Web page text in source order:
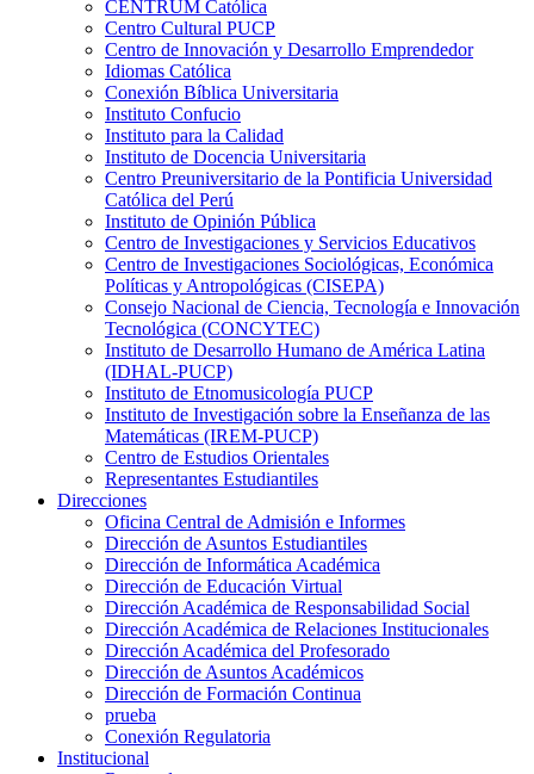
CENTRUM Católica
Centro Cultural PUCP
Centro de Innovación y Desarrollo Emprendedor
Idiomas Católica
Conexión Bíblica Universitaria
Instituto Confucio
Instituto para la Calidad
Instituto de Docencia Universitaria
Centro Preuniversitario de la Pontificia Universidad
Católica del Perú
Instituto de Opinión Pública
Centro de Investigaciones y Servicios Educativos
Centro de Investigaciones Sociológicas, Económica
Políticas y Antropológicas (CISEPA)
Consejo Nacional de Ciencia, Tecnología e Innovación
Tecnológica (CONCYTEC)
Instituto de Desarrollo Humano de América Latina
(IDHAL-PUCP)
Instituto de Etnomusicología PUCP
Instituto de Investigación sobre la Enseñanza de las
Matemáticas (IREM-PUCP)
Centro de Estudios Orientales
Representantes Estudiantiles
Direcciones
Oficina Central de Admisión e Informes
Dirección de Asuntos Estudiantiles
Dirección de Informática Académica
Dirección de Educación Virtual
Dirección Académica de Responsabilidad Social
Dirección Académica de Relaciones Institucionales
Dirección Académica del Profesorado
Dirección de Asuntos Académicos
Dirección de Formación Continua
prueba
Conexión Regulatoria
Institucional